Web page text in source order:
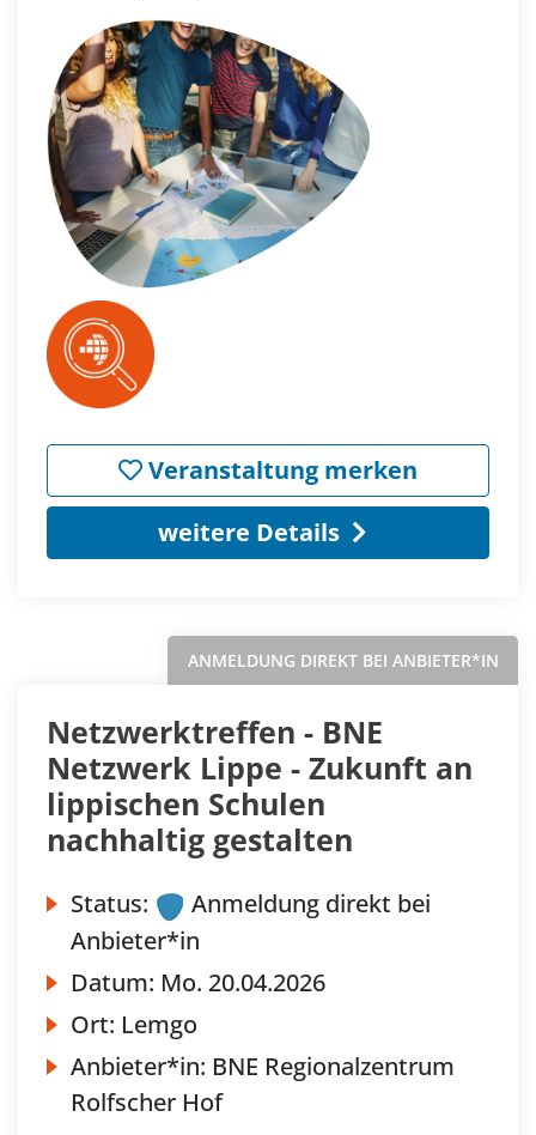
Veranstaltung merken
weitere Details
ANMELDUNG DIREKT BEI ANBIETER*IN
Netzwerktreffen - BNE
Netzwerk Lippe - Zukunft an
lippischen Schulen
nachhaltig gestalten
Status:
Anmeldung direkt bei
Anbieter*in
Datum: Mo. 20.04.2026
Ort: Lemgo
Anbieter*in: BNE Regionalzentrum
Rolfscher Hof